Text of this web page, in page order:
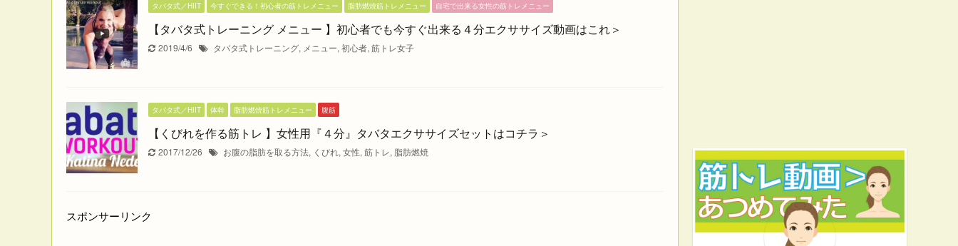
タバタ式／HIIT 今すぐできる！初心者の筋トレメニュー 脂肪燃焼筋トレメニュー 自宅で出来る女性の筋トレメニュー
【タバタ式トレーニング メニュー 】初心者でも今すぐ出来る４分エクササイズ動画はこれ＞
2019/4/6 タバタ式トレーニング, メニュー, 初心者, 筋トレ女子
タバタ式／HIIT 体幹 脂肪燃焼筋トレメニュー 腹筋
【くびれを作る筋トレ 】女性用『４分』タバタエクササイズセットはコチラ＞
2017/12/26 お腹の脂肪を取る方法, くびれ, 女性, 筋トレ, 脂肪燃焼
スポンサーリンク